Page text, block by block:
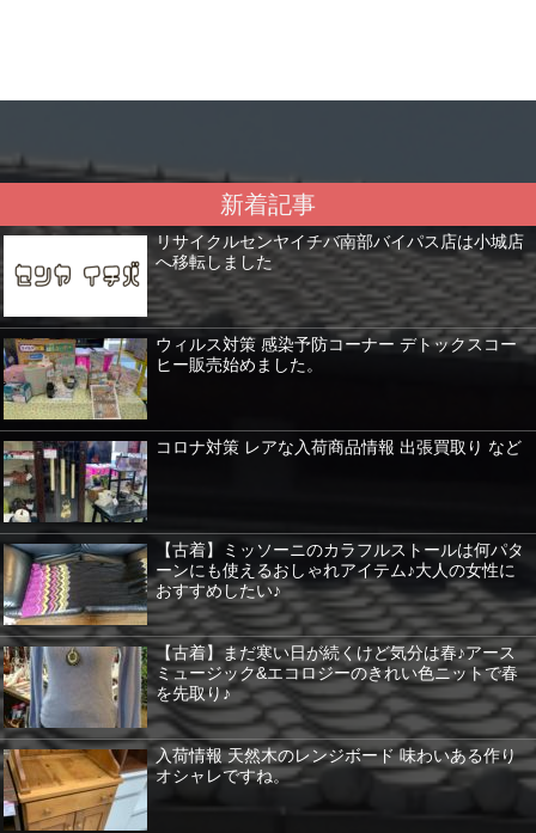
新着記事
リサイクルセンヤイチバ南部バイパス店は小城店
へ移転しました
ウィルス対策 感染予防コーナー デトックスコー
ヒー販売始めました。
コロナ対策 レアな入荷商品情報 出張買取り など
【古着】ミッソーニのカラフルストールは何パタ
ーンにも使えるおしゃれアイテム♪大人の女性に
おすすめしたい♪
【古着】まだ寒い日が続くけど気分は春♪アース
ミュージック&エコロジーのきれい色ニットで春
を先取り♪
入荷情報 天然木のレンジボード 味わいある作り
オシャレですね。